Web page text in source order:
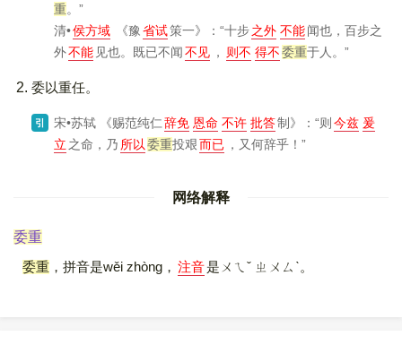
重。”
清•侯方域 《豫 省试策一》 ：“十步之外 不能闻也，百步之
外不能 见也。既已不闻不见 ， 则不 得不委重于人。”
委以重任。
引 宋•苏轼 《赐范纯仁辞免 恩命 不许 批答制》 ：“则今兹 爰
立 之命，乃 所以 委重投艰而已 ，又何辞乎！”
网络解释
委重
委重 ，拼音是wěi zhòng， 注音是ㄨㄟˇ ㄓㄨㄙˋ。